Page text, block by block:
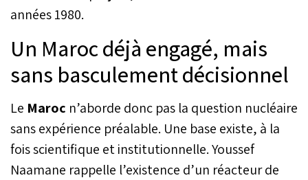
années 1980.
Un Maroc déjà engagé, mais
sans basculement décisionnel
Le Maroc n’aborde donc pas la question nucléaire
sans expérience préalable. Une base existe, à la
fois scientifique et institutionnelle. Youssef
Naamane rappelle l’existence d’un réacteur de